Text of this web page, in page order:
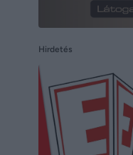
Hirdetés